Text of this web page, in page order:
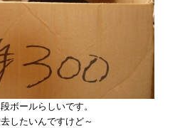
ボールらしいです。
したいんですけど～